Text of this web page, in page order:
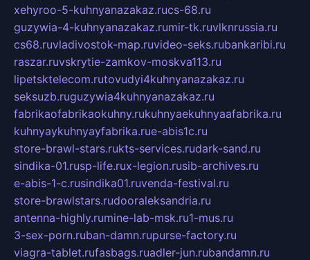
xehyroo-5-kuhnyanazakaz.rucs-68.ru
guzywia-4-kuhnyanazakaz.rumir-tk.ruvlknrussia.ru
cs68.ruvladivostok-map.ruvideo-seks.rubankaribi.ru
raszar.ruvskrytie-zamkov-moskva113.ru
lipetsktelecom.rutovudyi4kuhnyanazakaz.ru
seksuzb.ruguzywia4kuhnyanazakaz.ru
fabrikaofabrikaokuhny.rukuhnyaekuhnyaafabrika.ru
kuhnyaykuhnyayfabrika.rue-abis1c.ru
store-brawl-stars.rukts-services.rudark-sand.ru
sindika-01.rusp-life.rux-legion.rusib-archives.ru
e-abis-1-c.rusindika01.ruvenda-festival.ru
store-brawlstars.rudooraleksandria.ru
antenna-highly.rumine-lab-msk.ru1-mus.ru
3-sex-porn.ruban-damn.rupurse-factory.ru
viagra-tablet.rufasbags.ruadler-jun.rubandamn.ru